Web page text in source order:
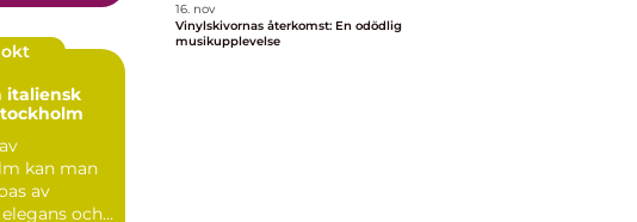
okt
italiensk
kan man
av
och
16. nov
Vinylskivornas återkomst: En odödlig
musikupplevelse